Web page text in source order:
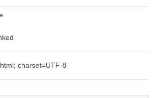
charset=UTF-8